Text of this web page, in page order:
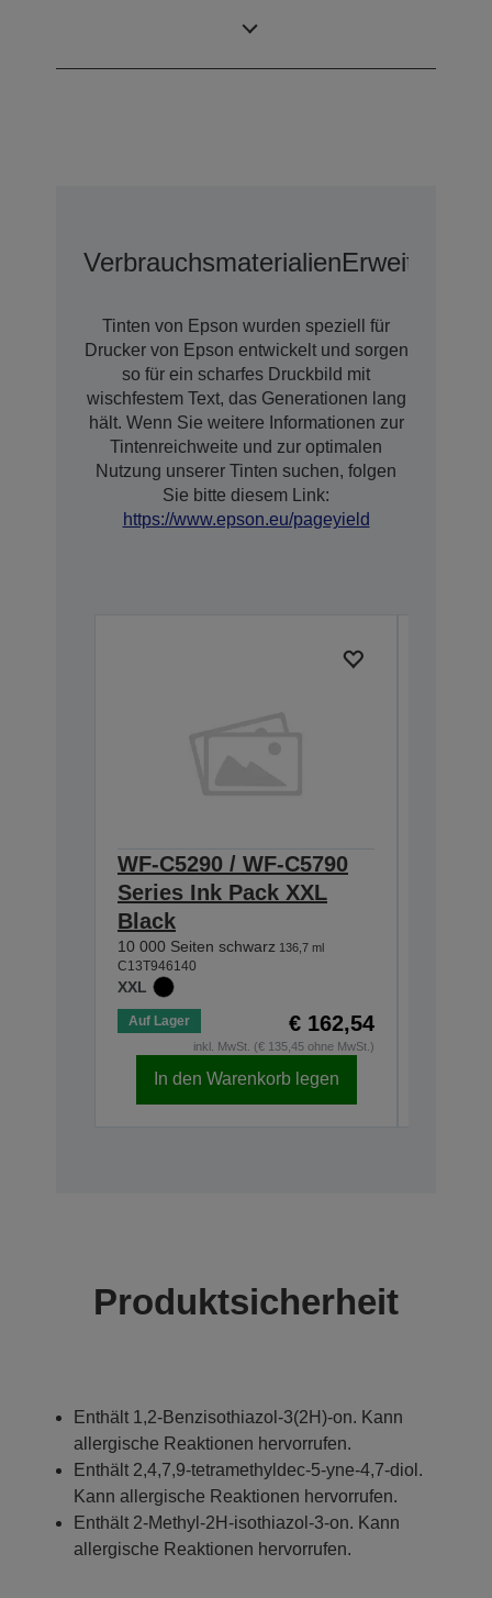
VerbrauchsmaterialienErweiterte
Tinten von Epson wurden speziell für
Drucker von Epson entwickelt und sorgen
so für ein scharfes Druckbild mit
wischfestem Text, das Generationen lang
hält. Wenn Sie weitere Informationen zur
Tintenreichweite und zur optimalen
Nutzung unserer Tinten suchen, folgen
Sie bitte diesem Link:
https://www.epson.eu/pageyield
WF-C5290 / WF-C5790
Series Ink Pack XXL
Black
10 000 Seiten schwarz 136,7 ml
C13T946140
XXL
Auf Lager € 162,54
inkl. MwSt. (€ 135,45 ohne MwSt.)
In den Warenkorb legen
Produktsicherheit
Enthält 1,2-Benzisothiazol-3(2H)-on. Kann
allergische Reaktionen hervorrufen.
Enthält 2,4,7,9-tetramethyldec-5-yne-4,7-diol.
Kann allergische Reaktionen hervorrufen.
Enthält 2-Methyl-2H-isothiazol-3-on. Kann
allergische Reaktionen hervorrufen.